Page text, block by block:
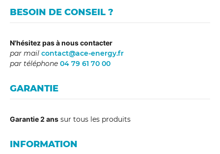
BESOIN DE CONSEIL ?
N'hésitez pas à nous contacter
par mail contact@ace-energy.fr
par téléphone 04 79 61 70 00
GARANTIE
Garantie 2 ans sur tous les produits
INFORMATION